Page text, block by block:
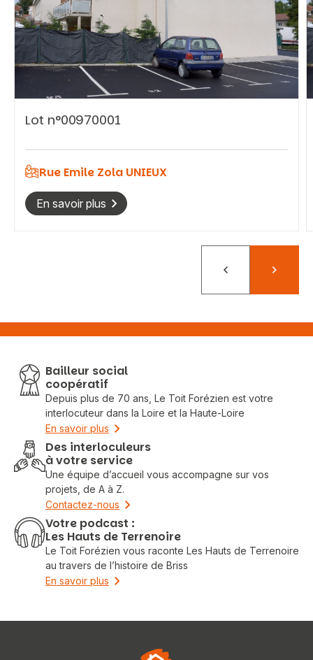
Vous recherchez&nbsp;:
Lot n°00970001
Rue Emile Zola UNIEUX
En savoir plus
PrécédentSuivant
Bailleur social
coopératif
Depuis plus de 70 ans, Le Toit Forézien est votre
interlocuteur dans la Loire et la Haute-Loire
En savoir plus
Des interloculeurs
à votre service
Une équipe d’accueil vous accompagne sur vos
projets, de A à Z.
Contactez-nous
Votre podcast :
Les Hauts de Terrenoire
Le Toit Forézien vous raconte Les Hauts de Terrenoire
au travers de l’histoire de Briss
En savoir plus